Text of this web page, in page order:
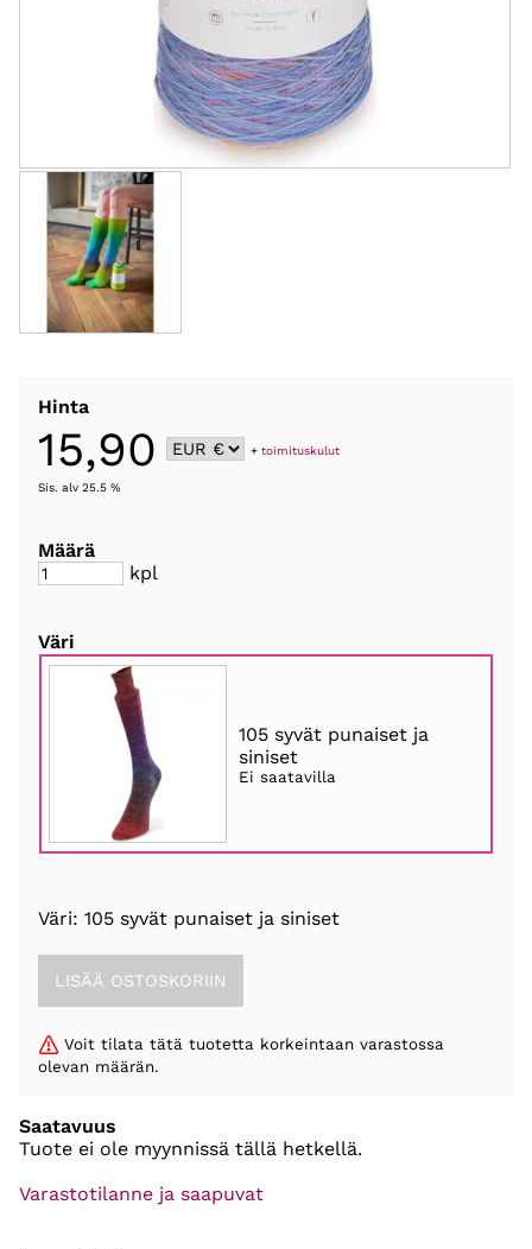
Hinta
15,90 +toimituskulut
Sis. alv 25.5 %
Määrä
kpl
Väri
105 syvät punaiset ja
siniset
Ei saatavilla
Väri: 105 syvät punaiset ja siniset
Voit tilata tätä tuotetta korkeintaan varastossa
olevan määrän.
Saatavuus
Tuote ei ole myynnissä tällä hetkellä.
Varastotilanne ja saapuvat